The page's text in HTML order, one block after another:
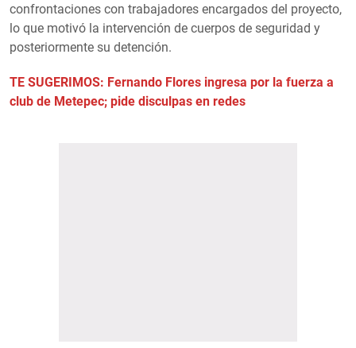
confrontaciones con trabajadores encargados del proyecto,
lo que motivó la intervención de cuerpos de seguridad y
posteriormente su detención.
TE SUGERIMOS: Fernando Flores ingresa por la fuerza a
club de Metepec; pide disculpas en redes